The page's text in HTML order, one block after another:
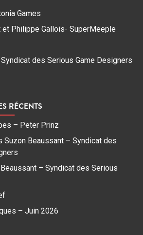
Games
Philippe Gallois- SuperMeeple
des Serious Game Designers
RÉCENTS
– Peter Prinz
Suzon Beaussant – Syndicat des
– Syndicat des Serious
– Juin 2026